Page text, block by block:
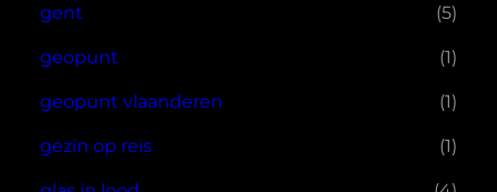
gent (5)
geopunt (1)
geopunt vlaanderen (1)
gezin op reis (1)